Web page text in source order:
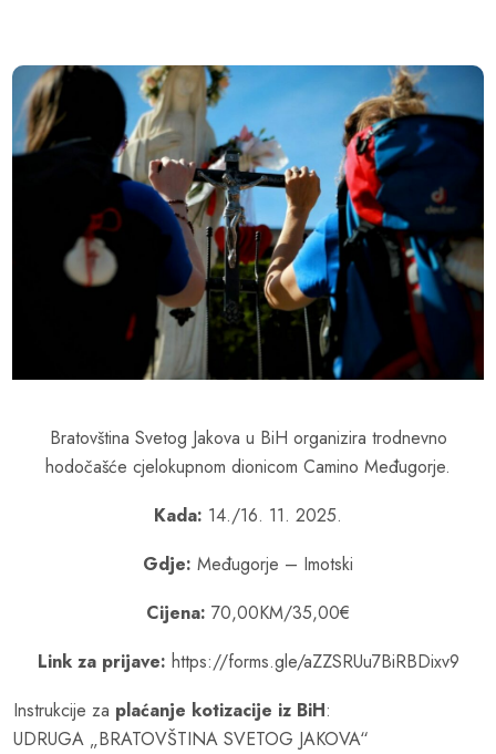
Bratovština Svetog Jakova u BiH organizira trodnevno
hodočašće cjelokupnom dionicom Camino Međugorje.
Kada: 14./16. 11. 2025.
Gdje: Međugorje – Imotski
Cijena: 70,00KM/35,00€
Link za prijave: https://forms.gle/aZZSRUu7BiRBDixv9
Instrukcije za plaćanje kotizacije iz BiH:
UDRUGA „BRATOVŠTINA SVETOG JAKOVA“